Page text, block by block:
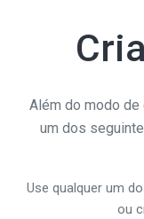
Além do modo
um dos
Use qualquer um
ou